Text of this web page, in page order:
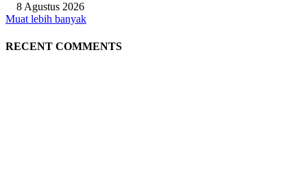
8 Agustus 2026
Muat lebih banyak
RECENT COMMENTS